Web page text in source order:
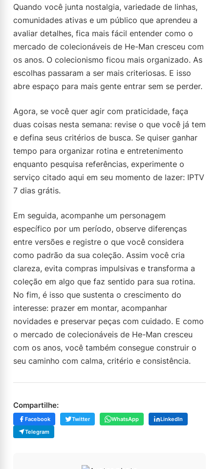
Quando você junta nostalgia, variedade de linhas,
comunidades ativas e um público que aprendeu a
avaliar detalhes, fica mais fácil entender como o
mercado de colecionáveis de He-Man cresceu com
os anos. O colecionismo ficou mais organizado. As
escolhas passaram a ser mais criteriosas. E isso
abre espaço para mais gente entrar sem se perder.
Agora, se você quer agir com praticidade, faça
duas coisas nesta semana: revise o que você já tem
e defina seus critérios de busca. Se quiser ganhar
tempo para organizar rotina e entretenimento
enquanto pesquisa referências, experimente o
serviço citado aqui em seu momento de lazer: IPTV
7 dias grátis.
Em seguida, acompanhe um personagem
específico por um período, observe diferenças
entre versões e registre o que você considera
como padrão da sua coleção. Assim você cria
clareza, evita compras impulsivas e transforma a
coleção em algo que faz sentido para sua rotina.
No fim, é isso que sustenta o crescimento do
interesse: prazer em montar, acompanhar
novidades e preservar peças com cuidado. E como
o mercado de colecionáveis de He-Man cresceu
com os anos, você também consegue construir o
seu caminho com calma, critério e consistência.
Compartilhe:
Facebook Twitter WhatsApp
LinkedIn
Telegram